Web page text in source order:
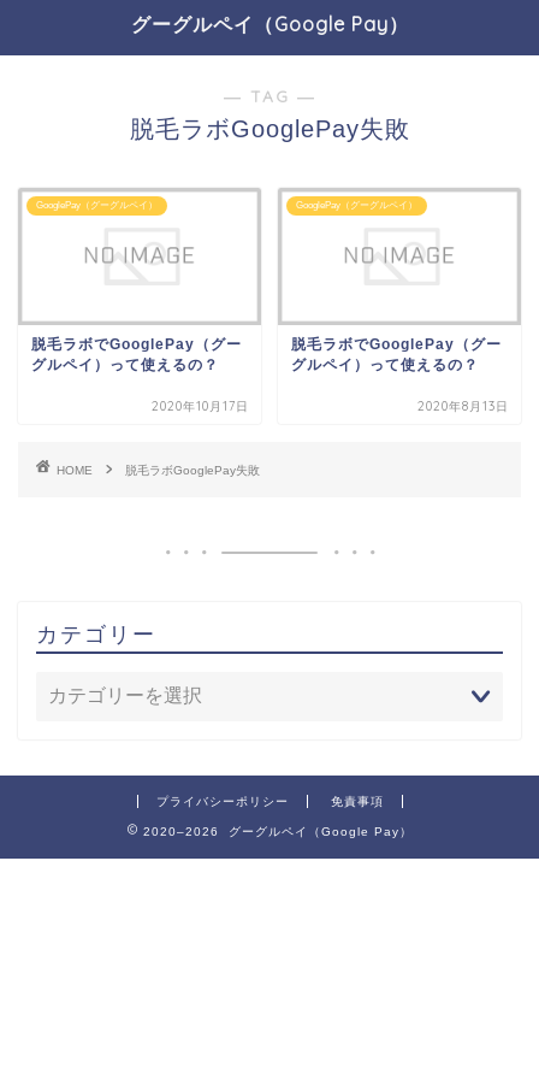
グーグルペイ（Google Pay）
― TAG ―
脱毛ラボGooglePay失敗
GooglePay（グーグルペイ）
脱毛ラボでGooglePay（グー
グルペイ）って使えるの？
2020年10月17日
GooglePay（グーグルペイ）
脱毛ラボでGooglePay（グー
グルペイ）って使えるの？
2020年8月13日
HOME 脱毛ラボGooglePay失敗
カテゴリー
プライバシーポリシー 免責事項
2020–2026 グーグルペイ（Google Pay）